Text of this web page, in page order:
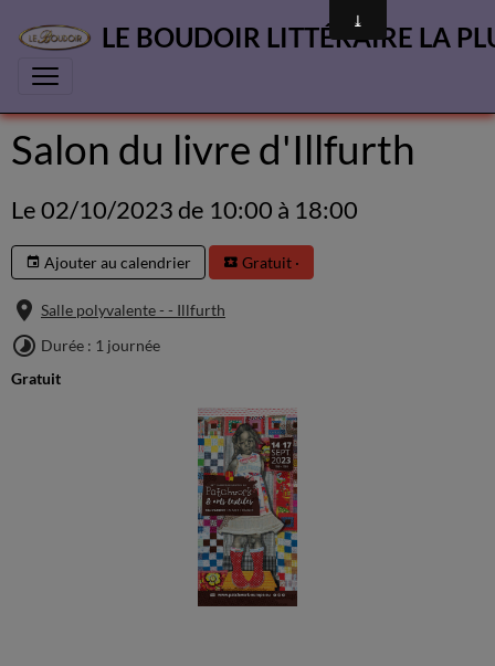
LE BOUDOIR LITTÉRAIRE LA
Salon du livre d'Illfurth
Le 02/10/2023 de 10:00 à 18:00
Ajouter au calendrier Gratuit ·
Salle polyvalente - - Illfurth
Durée : 1 journée
Gratuit